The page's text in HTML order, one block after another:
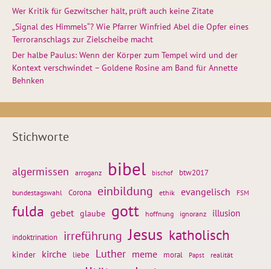
Wer Kritik für Gezwitscher hält, prüft auch keine Zitate
„Signal des Himmels“? Wie Pfarrer Winfried Abel die Opfer eines
Terroranschlags zur Zielscheibe macht
Der halbe Paulus: Wenn der Körper zum Tempel wird und der
Kontext verschwindet – Goldene Rosine am Band für Annette
Behnken
Stichworte
algermissen arroganz bibel bischof btw2017
bundestagswahl Corona einbildung ethik evangelisch FSM
fulda gebet glaube gott hoffnung ignoranz illusion
indoktrination irreführung Jesus katholisch
kinder kirche liebe Luther meme moral Papst realität